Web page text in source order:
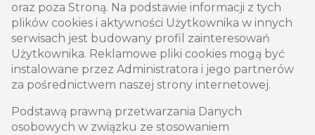
oraz poza Stroną. Na podstawie informacji z tych
plików cookies i aktywności Użytkownika w innych
serwisach jest budowany profil zainteresowań
Użytkownika. Reklamowe pliki cookies mogą być
instalowane przez Administratora i jego partnerów
za pośrednictwem naszej strony internetowej.
Podstawą prawną przetwarzania Danych
osobowych w związku ze stosowaniem